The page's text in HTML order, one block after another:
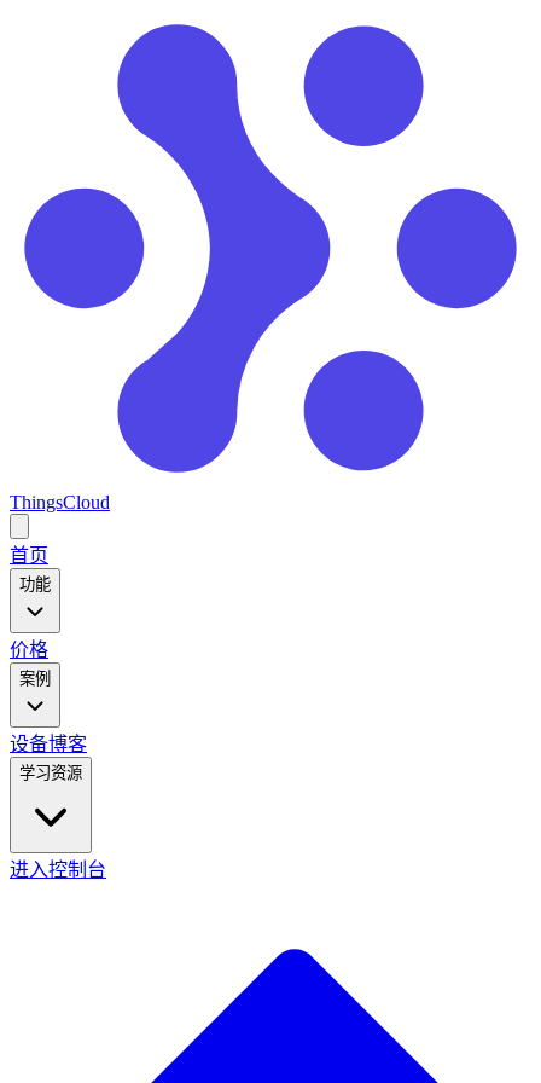
ThingsCloud
main
menu
首页
功能
价格
案例
设备博客
学习资源
进入控制台